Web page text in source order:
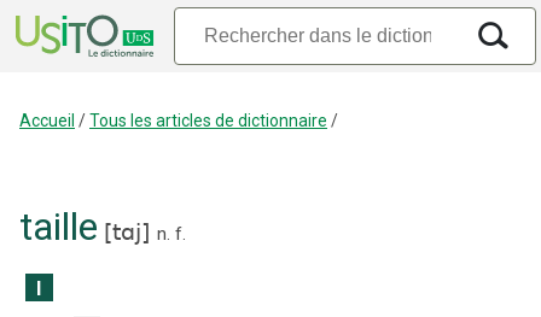
Accueil /Tous les articles de dictionnaire /
taille [tɑj] n. f.
I